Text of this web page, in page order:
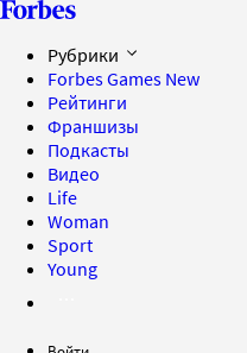
Рубрики
Forbes Games New
Рейтинги
Франшизы
Подкасты
Видео
Life
Woman
Sport
Young